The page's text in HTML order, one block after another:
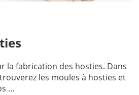
la fabrication des hosties. Dans
les moules à hosties et
...